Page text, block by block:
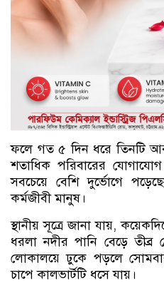
ফলে গত ৫ দিন ধরে তিনটি
শতাধিক পরিবারের যোগাযোগ
সবচেয়ে বেশি দুর্ভোগে
কর্মজীবী মানুষ।
স্থানীয় সূত্রে জানা যায়,
ধরলা নদীর পানি বেড়ে তীব্র
লোকালয়ে ঢুকে পড়লে
চাপে কালভার্টটি ধসে যায়।